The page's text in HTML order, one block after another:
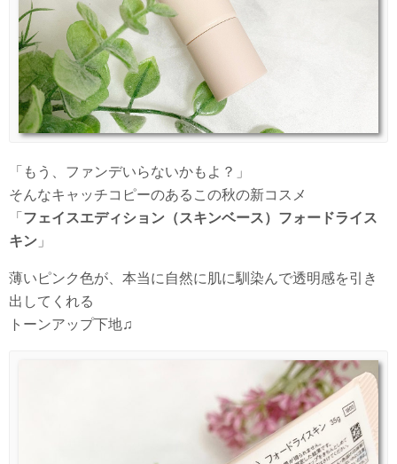
「もう、ファンデいらないかもよ？」
そんなキャッチコピーのあるこの秋の新コスメ
「フェイスエディション（スキンベース）フォードライス
キン 」
薄いピンク色が、本当に自然に肌に馴染んで透明感を引き
出してくれる
トーンアップ下地♫